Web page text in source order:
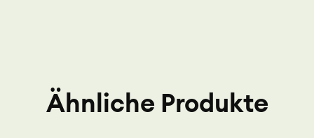
Ähnliche Produkte